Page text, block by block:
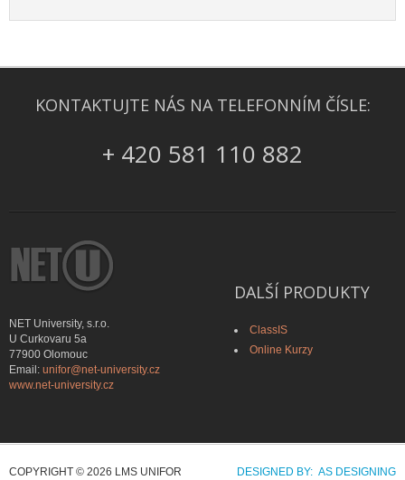
KONTAKTUJTE NÁS NA TELEFONNÍM ČÍSLE:
+ 420 581 110 882
NET University, s.r.o.
U Curkovaru 5a
77900 Olomouc
Email: unifor@net-university.cz
www.net-university.cz
DALŠÍ PRODUKTY
ClassIS
Online Kurzy
COPYRIGHT © 2026 LMS UNIFOR DESIGNED BY: AS DESIGNING